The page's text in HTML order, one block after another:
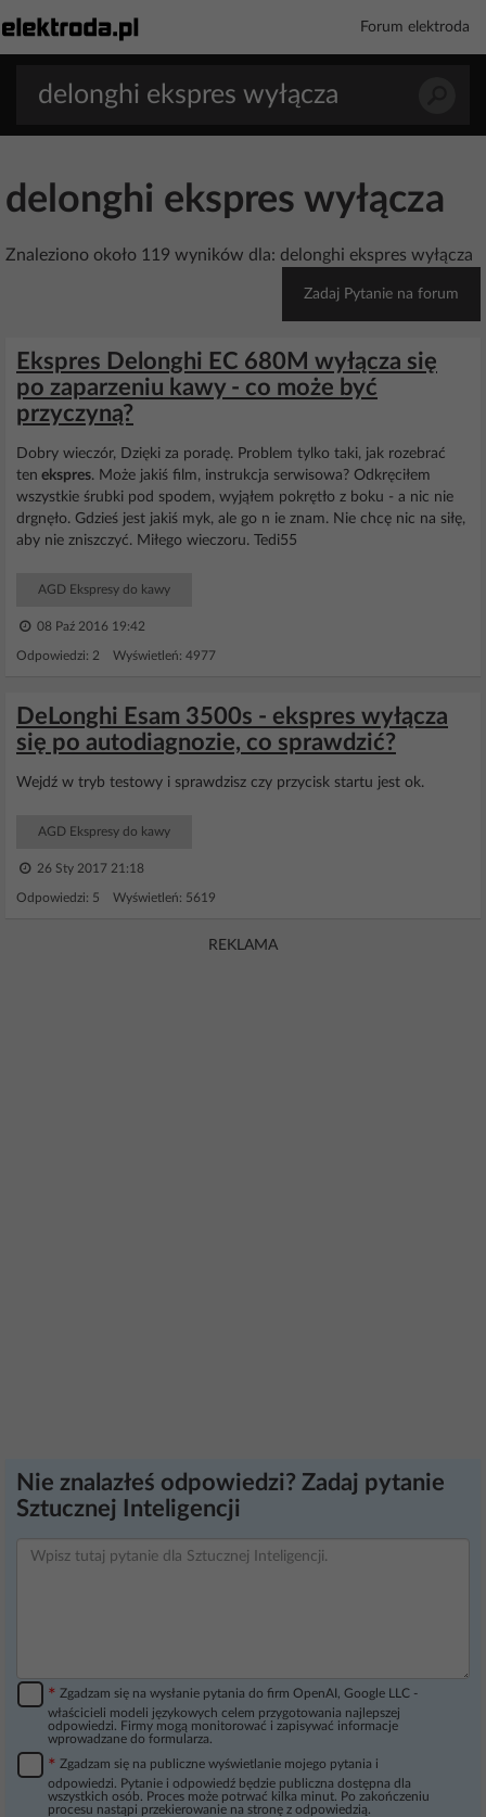
Forum elektroda
delonghi ekspres wyłącza
Znaleziono około 119 wyników dla: delonghi ekspres wyłącza
Zadaj Pytanie na forum
Ekspres Delonghi EC 680M wyłącza się
po zaparzeniu kawy - co może być
przyczyną?
Dobry wieczór, Dzięki za poradę. Problem tylko taki, jak rozebrać
ten ekspres. Może jakiś film, instrukcja serwisowa? Odkręciłem
wszystkie śrubki pod spodem, wyjąłem pokrętło z boku - a nic nie
drgnęło. Gdzieś jest jakiś myk, ale go n ie znam. Nie chcę nic na siłę,
aby nie zniszczyć. Miłego wieczoru. Tedi55
AGD Ekspresy do kawy
08 Paź 2016 19:42
Odpowiedzi: 2 Wyświetleń: 4977
DeLonghi Esam 3500s - ekspres wyłącza
się po autodiagnozie, co sprawdzić?
Wejdź w tryb testowy i sprawdzisz czy przycisk startu jest ok.
AGD Ekspresy do kawy
26 Sty 2017 21:18
Odpowiedzi: 5 Wyświetleń: 5619
REKLAMA
Nie znalazłeś odpowiedzi? Zadaj pytanie
Sztucznej Inteligencji
* Zgadzam się na wysłanie pytania do firm OpenAI, Google LLC -
właścicieli modeli językowych celem przygotowania najlepszej
odpowiedzi. Firmy mogą monitorować i zapisywać informacje
wprowadzane do formularza.
* Zgadzam się na publiczne wyświetlanie mojego pytania i
odpowiedzi. Pytanie i odpowiedź będzie publiczna dostępna dla
wszystkich osób. Proces może potrwać kilka minut. Po zakończeniu
procesu nastąpi przekierowanie na stronę z odpowiedzią.